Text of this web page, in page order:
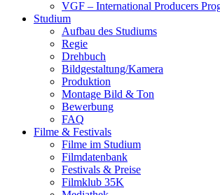
VGF – Inter­na­tio­nal Pro­du­cers
Stu­di­um
Auf­bau des Stu­di­ums
Regie
Dreh­buch
Bildgestaltung/​​Kamera
Pro­duk­ti­on
Mon­ta­ge Bild & Ton
Bewer­bung
FAQ
Fil­me & Fes­ti­vals
Fil­me im Stu­di­um
Film­da­ten­bank
Fes­ti­vals & Prei­se
Film­klub 35K